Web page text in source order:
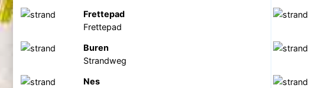
Frettepad
Frettepad
Buren
Strandweg
Nes